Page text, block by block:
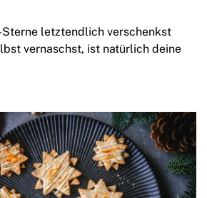
letztendlich verschenkst
vernaschst, ist natürlich deine